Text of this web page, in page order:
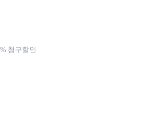
청구할인